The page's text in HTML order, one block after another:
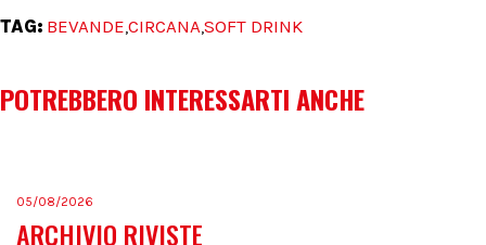
TAG: BEVANDE,CIRCANA,SOFT DRINK
POTREBBERO INTERESSARTI ANCHE
05/08/2026
ARCHIVIO RIVISTE